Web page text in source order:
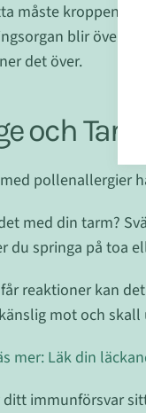
måste kroppen
blir
det över.
och Tarm
pollenallergier
med din tarm?
du springa på toa
reaktioner kan
mot och
mer: Läk din
ditt immunförsvar